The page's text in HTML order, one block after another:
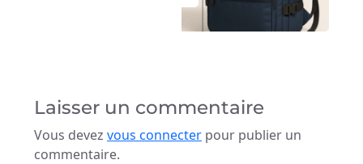
Laisser un commentaire
Vous devez vous connecter pour publier un
commentaire.